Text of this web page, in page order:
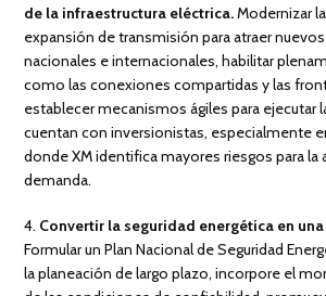
de la infraestructura eléctrica.Modernizar
expansión de transmisión para atraer
nacionales e internacionales, habilitar
como las conexiones compartidas y las
establecer mecanismos ágiles para ejecutar
cuentan con inversionistas, especialmente
donde XM identifica mayores riesgos para la
demanda.
4. Convertir la seguridad energética en
Formular un Plan Nacional de Seguridad
la planeación de largo plazo, incorpore el